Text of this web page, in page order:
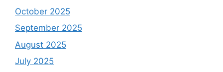
October 2025
September 2025
August 2025
July 2025